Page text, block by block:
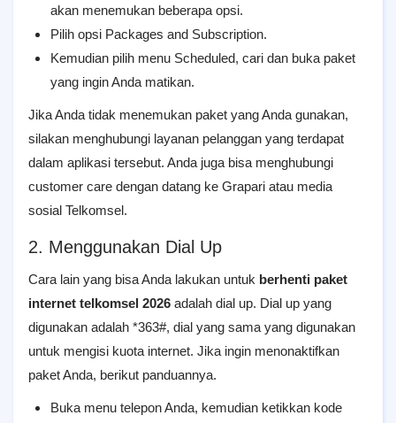
akan menemukan beberapa opsi.
Pilih opsi Packages and Subscription.
Kemudian pilih menu Scheduled, cari dan buka paket
yang ingin Anda matikan.
Jika Anda tidak menemukan paket yang Anda gunakan,
silakan menghubungi layanan pelanggan yang terdapat
dalam aplikasi tersebut. Anda juga bisa menghubungi
customer care dengan datang ke Grapari atau media
sosial Telkomsel.
2. Menggunakan Dial Up
Cara lain yang bisa Anda lakukan untuk berhenti paket
internet telkomsel 2026 adalah dial up. Dial up yang
digunakan adalah *363#, dial yang sama yang digunakan
untuk mengisi kuota internet. Jika ingin menonaktifkan
paket Anda, berikut panduannya.
Buka menu telepon Anda, kemudian ketikkan kode